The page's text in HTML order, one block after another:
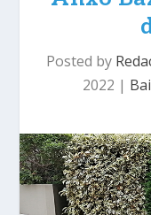
Posted by
2022 |